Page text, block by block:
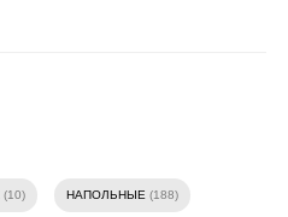
(10) НАПОЛЬНЫЕ (188)